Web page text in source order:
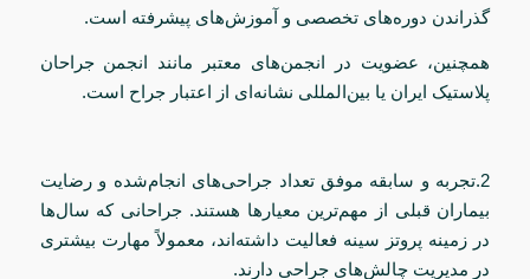
گذراندن دوره‌های تخصصی و آموزش‌های پیشرفته است.
همچنین، عضویت در انجمن‌های معتبر مانند انجمن جراحان
پلاستیک ایران یا بین‌المللی نشانه‌ای از اعتبار جراح است.
2.تجربه و سابقه موفق تعداد جراحی‌های انجام‌شده و رضایت
بیماران قبلی از مهم‌ترین معیارها هستند. جراحانی که سال‌ها
در زمینه پروتز سینه فعالیت داشته‌اند، معمولاً مهارت بیشتری
در مدیریت چالش‌های جراحی دارند.